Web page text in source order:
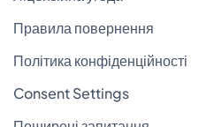
Правила повернення
Політика конфіденційності
Consent Settings